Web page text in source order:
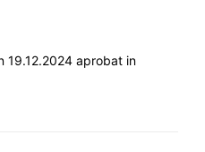
19.12.2024 aprobat in